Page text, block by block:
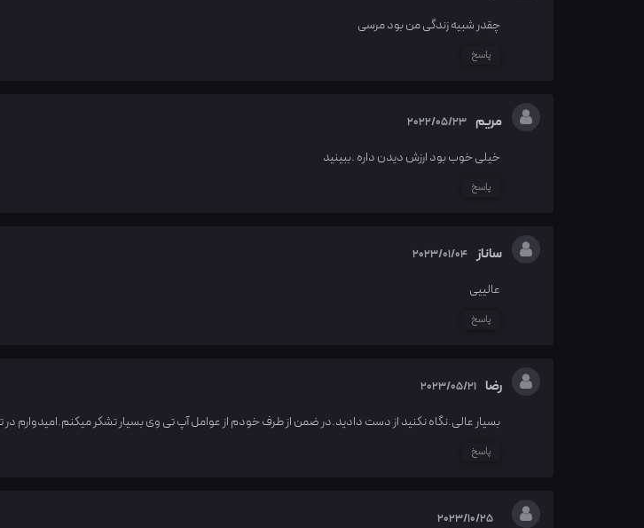
چقدر شبیه زندگی من بود مرسی
پاسخ
مریم 2022/05/23
خیلی خوب بود ارزش دیدن داره .ببینید
پاسخ
ساناز 2023/01/04
عالییی
پاسخ
رضا 2023/05/21
بسیار عالی.نگاه نکنید از دست دادید.در ضمن از طرف خودم از عوامل آپ تی وی بسیار تشکر میکنم.امیدوارم
پاسخ
2023/10/25